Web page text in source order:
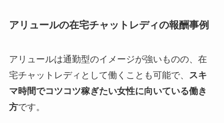
アリュールの在宅チャットレディの報酬事例
アリュールは通勤型のイメージが強いものの、在
宅チャットレディとして働くことも可能で、 スキ
マ時間でコツコツ稼ぎたい女性に向いている働き
方です。